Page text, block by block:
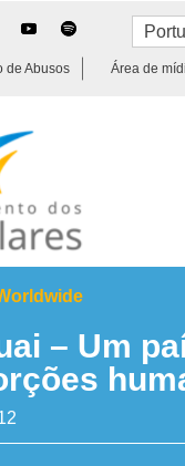
de Abusos Área de
– Um